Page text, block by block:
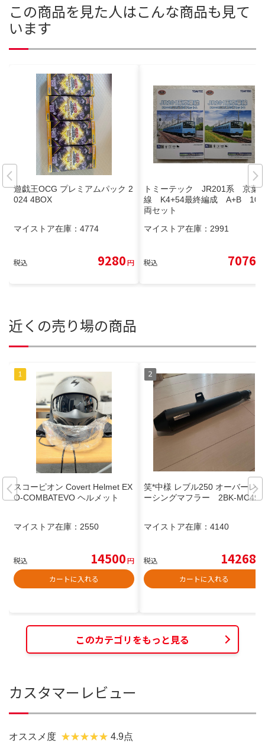
この商品を見た人はこんな商品も見て
います
遊戯王OCG プレミアムパック 2
024 4BOX
マイストア在庫： 4774
税込 9280円
トミーテック JR201系 京葉
線 K4+54最終編成 A+B 10
両セット
マイストア在庫： 2991
税込 7076
近くの売り場の商品
スコーピオン Covert Helmet EX
O-COMBATEVO ヘルメット
マイストア在庫： 2550
税込 14500円
カートに入れる
笑*中様 レブル250 オーバーレ
ーシングマフラー 2BK-MC49
マイストア在庫： 4140
税込 14268
カートに入れる
このカテゴリをもっと見る
カスタマーレビュー
オススメ度 4.9点